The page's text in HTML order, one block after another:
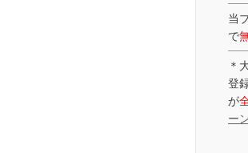
当
で
＊
登
が
ー